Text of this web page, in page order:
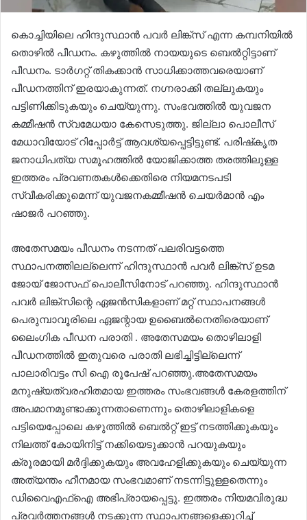
കൊച്ചിയിലെ ഹിന്ദുസ്ഥാന്‍ പവര്‍ ലിങ്ക്‌സ് എന്ന കമ്പനിയില്‍
തൊഴില്‍ പീഡനം. കഴുത്തില്‍ നായയുടെ ബെല്‍റ്റിട്ടാണ്
പീഡനം. ടാര്‍ഗറ്റ് തികക്കാന്‍ സാധിക്കാത്തവരെയാണ്
പീഡനത്തിന് ഇരയാകുന്നത്. നഗ്നരാക്കി തല്ലുകയും
പട്ടിണിക്കിടുകയും ചെയ്യുന്നു. സംഭവത്തില്‍ യുവജന
കമ്മീഷന്‍ സ്വമേധയാ കേസെടുത്തു. ജില്ലാ പൊലീസ്
മേധാവിയോട് റിപ്പോര്‍ട്ട് ആവശ്യപ്പെട്ടിട്ടുണ്ട്. പരിഷ്‌കൃത
ജനാധിപത്യ സമൂഹത്തില്‍ യോജിക്കാത്ത തരത്തിലുള്ള
ഇത്തരം പ്രവണതകള്‍ക്കെതിരെ നിയമനടപടി
സ്വീകരിക്കുമെന്ന് യുവജനകമ്മീഷന്‍ ചെയര്‍മാന്‍ എം
ഷാജര്‍ പറഞ്ഞു.
അതേസമയം പീഡനം നടന്നത് പലരിവട്ടത്തെ
സ്ഥാപനത്തിലല്ലെന്ന് ഹിന്ദുസ്ഥാന്‍ പവര്‍ ലിങ്ക്‌സ് ഉടമ
ജോയ് ജോസഫ് പൊലീസിനോട് പറഞ്ഞു. ഹിന്ദുസ്ഥാന്‍
പവര്‍ ലിങ്ക്‌സിന്റെ ഏജന്‍സികളാണ് മറ്റ് സ്ഥാപനങ്ങള്‍
പെരുമ്പാവൂരിലെ ഏജന്റായ ഉബൈല്‍നെതിരെയാണ്
ലൈംഗിക പീഡന പരാതി . അതേസമയം തൊഴിലാളി
പീഡനത്തില്‍ ഇതുവരെ പരാതി ലഭിച്ചിട്ടില്ലെന്ന്
പാലാരിവട്ടം സി ഐ രൂപേഷ് പറഞ്ഞു.അതേസമയം
മനുഷ്യത്വരഹിതമായ ഇത്തരം സംഭവങ്ങള്‍ കേരളത്തിന്
അപമാനമുണ്ടാക്കുന്നതാണെന്നും തൊഴിലാളികളെ
പട്ടിയെപ്പോലെ കഴുത്തില്‍ ബെല്‍റ്റ് ഇട്ട് നടത്തിക്കുകയും
നിലത്ത് കോയിനിട്ട് നക്കിയെടുക്കാന്‍ പറയുകയും
ക്രൂരമായി മര്‍ദ്ദിക്കുകയും അവഹേളിക്കുകയും ചെയ്യുന്ന
അത്യന്തം ഹീനമായ സംഭവമാണ് നടന്നിട്ടുള്ളതെന്നും
ഡിവൈഎഫ്‌ഐ അഭിപ്രായപ്പെട്ടു. ഇത്തരം നിയമവിരുദ്ധ
പ്രവര്‍ത്തനങ്ങള്‍ നടക്കുന്ന സ്ഥാപനങ്ങളെക്കുറിച്ച്